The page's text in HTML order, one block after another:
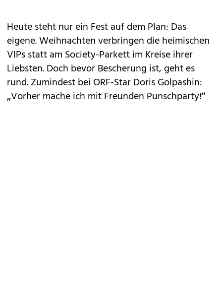
Heute steht nur ein Fest auf dem Plan: Das
eigene. Weihnachten verbringen die heimischen
VIPs statt am Society-Parkett im Kreise ihrer
Liebsten. Doch bevor Bescherung ist, geht es
rund. Zumindest bei ORF-Star Doris Golpashin:
„Vorher mache ich mit Freunden Punschparty!“